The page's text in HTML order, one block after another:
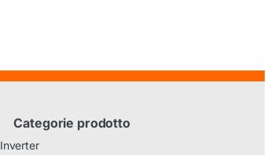
Categorie prodotto
Inverter